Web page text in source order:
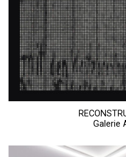
Galerie